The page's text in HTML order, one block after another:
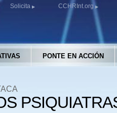
Solicita CCHRInt.org
PONTE EN ACCIÓN